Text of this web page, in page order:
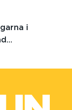
i